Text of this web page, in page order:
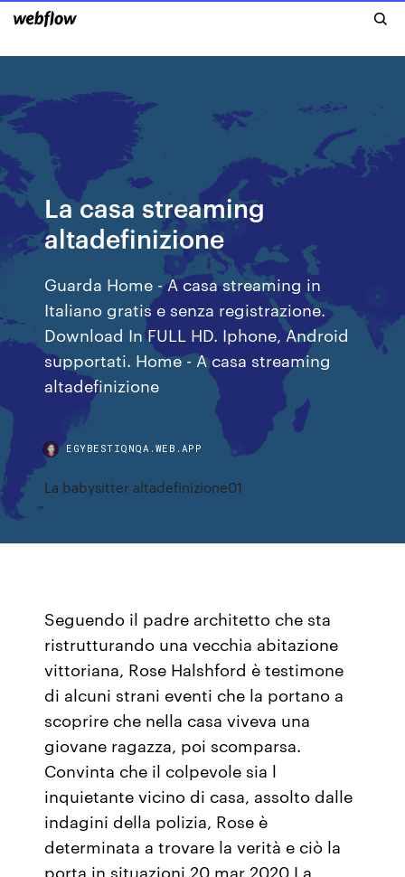
La casa streaming
altadefinizione
Guarda Home - A casa streaming in
Italiano gratis e senza registrazione.
Download In FULL HD. Iphone, Android
supportati. Home - A casa streaming
altadefinizione
EGYBESTIQNQA.WEB.APP
La babysitter altadefinizione01
Seguendo il padre architetto che sta
ristrutturando una vecchia abitazione
vittoriana, Rose Halshford è testimone
di alcuni strani eventi che la portano a
scoprire che nella casa viveva una
giovane ragazza, poi scomparsa.
Convinta che il colpevole sia l
inquietante vicino di casa, assolto dalle
indagini della polizia, Rose è
determinata a trovare la verità e ciò la
porta in situazioni 20 mar 2020 La